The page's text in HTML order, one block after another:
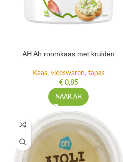
AH Ah roomkaas met kruiden
Kaas, vleeswaren, tapas
€0,85
NAAR AH